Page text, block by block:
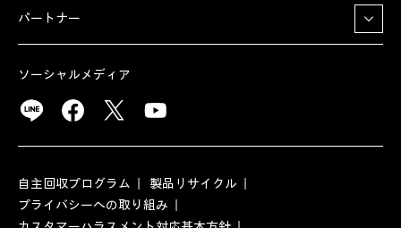
パートナー
ソーシャルメディア
自主回収プログラム
製品リサイクル
プライバシーへの取り組み